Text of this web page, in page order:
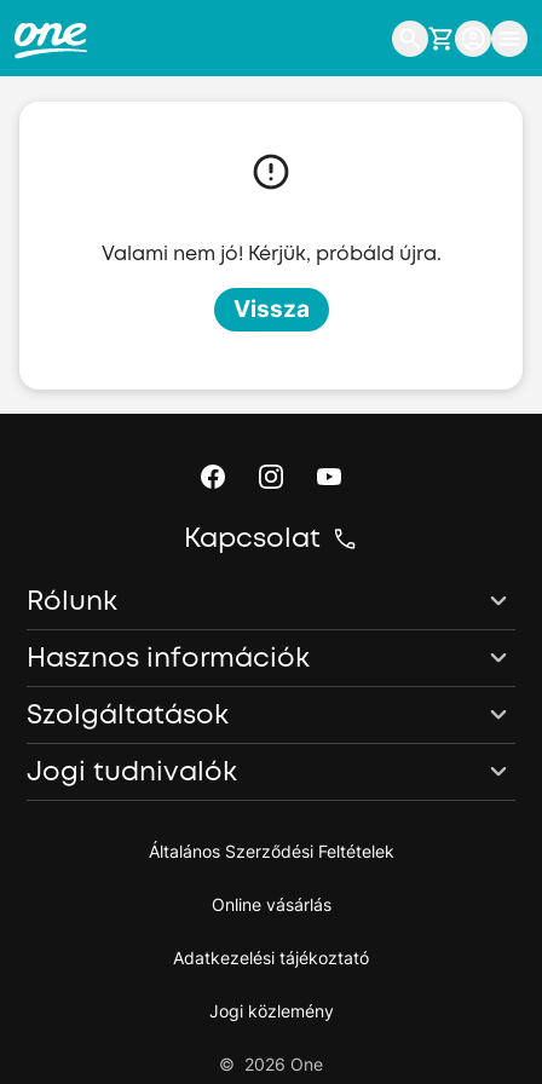
Valami nem jó! Kérjük, próbáld újra.
Vissza
Kapcsolat
Rólunk
Hasznos információk
Szolgáltatások
Jogi tudnivalók
Általános Szerződési Feltételek
Online vásárlás
Adatkezelési tájékoztató
Jogi közlemény
© 2026 One